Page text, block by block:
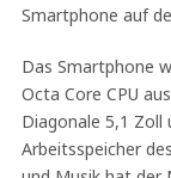
Smartphone auf
Das Smartphone
Octa Core CPU
Diagonale 5,1 Zoll
Arbeitsspeicher